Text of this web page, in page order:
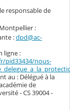
responsable de
:
:dpd@ac-
ligne :
pid33434/nous-
au : Délégué à la
de
- CS 39004 -